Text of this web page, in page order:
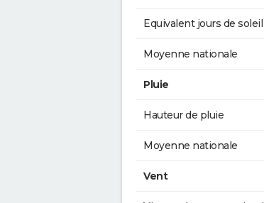
Equivalent jours de soleil
Moyenne nationale
Pluie
Hauteur de pluie
Moyenne nationale
Vent